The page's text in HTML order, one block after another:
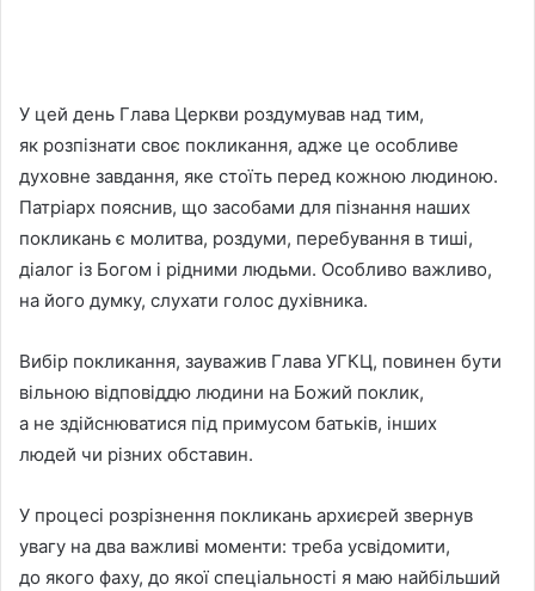
У цей день Глава Церкви роздумував над тим,
як розпізнати своє покликання, адже це особливе
духовне завдання, яке стоїть перед кожною людиною.
Патріарх пояснив, що засобами для пізнання наших
покликань є молитва, роздуми, перебування в тиші,
діалог із Богом і рідними людьми. Особливо важливо,
на його думку, слухати голос духівника.
Вибір покликання, зауважив Глава УГКЦ, повинен бути
вільною відповіддю людини на Божий поклик,
а не здійснюватися під примусом батьків, інших
людей чи різних обставин.
У процесі розрізнення покликань архиєрей звернув
увагу на два важливі моменти: треба усвідомити,
до якого фаху, до якої спеціальності я маю найбільший